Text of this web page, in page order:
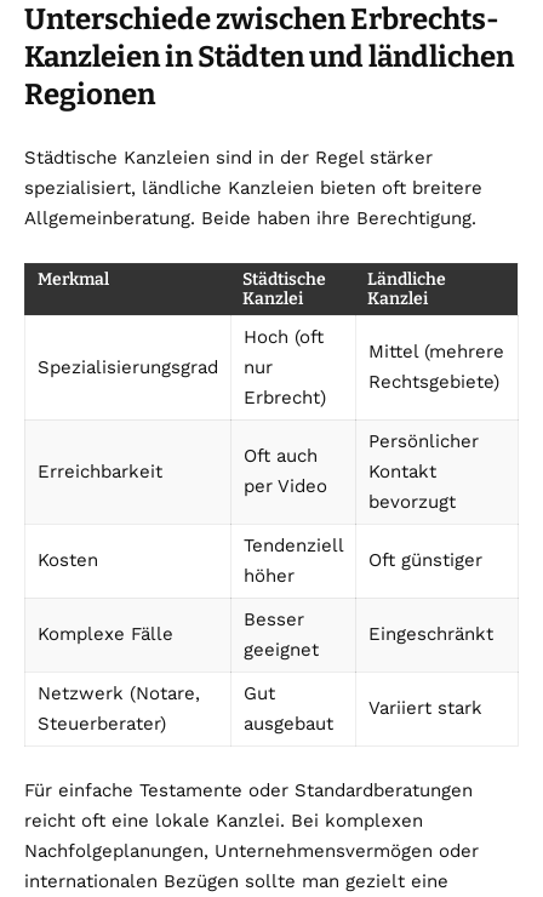
Unterschiede zwischen Erbrechts-
Kanzleien in Städten und ländlichen
Regionen
Städtische Kanzleien sind in der Regel stärker
spezialisiert, ländliche Kanzleien bieten oft breitere
Allgemeinberatung. Beide haben ihre Berechtigung.
Merkmal
Städtische
Kanzlei
Ländliche
Kanzlei
Spezialisierungsgrad
Hoch (oft
nur
Erbrecht)
Mittel (mehrere
Rechtsgebiete)
Erreichbarkeit
Oft auch
per Video
Persönlicher
Kontakt
bevorzugt
Kosten
Tendenziell
höher
Oft günstiger
Komplexe Fälle
Besser
geeignet
Eingeschränkt
Netzwerk (Notare,
Steuerberater)
Gut
ausgebaut
Variiert stark
Für einfache Testamente oder Standardberatungen
reicht oft eine lokale Kanzlei. Bei komplexen
Nachfolgeplanungen, Unternehmensvermögen oder
internationalen Bezügen sollte man gezielt eine